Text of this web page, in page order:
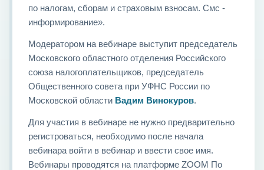
по налогам, сборам и страховым взносам. Смс -
информирование».
Модератором на вебинаре выступит председатель
Московского областного отделения Российского
союза налогоплательщиков, председатель
Общественного совета при УФНС России по
Московской области Вадим Винокуров.
Для участия в вебинаре не нужно предварительно
регистроваться, необходимо после начала
вебинара войти в вебинар и ввести свое имя.
Вебинары проводятся на платформе ZOOM По